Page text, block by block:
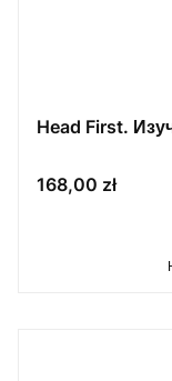
Head First.
Цена
168,00 zł